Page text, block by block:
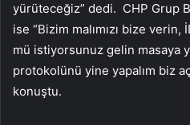
yürüteceğiz” dedi. CHP Grup
ise “Bizim malımızı bize
mü istiyorsunuz gelin masaya
protokolünü yine yapalım biz
konuştu.